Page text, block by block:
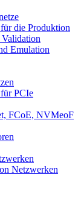
die Produktion
Emulation
PCIe
FCoE, NVMeoF
Netzwerken